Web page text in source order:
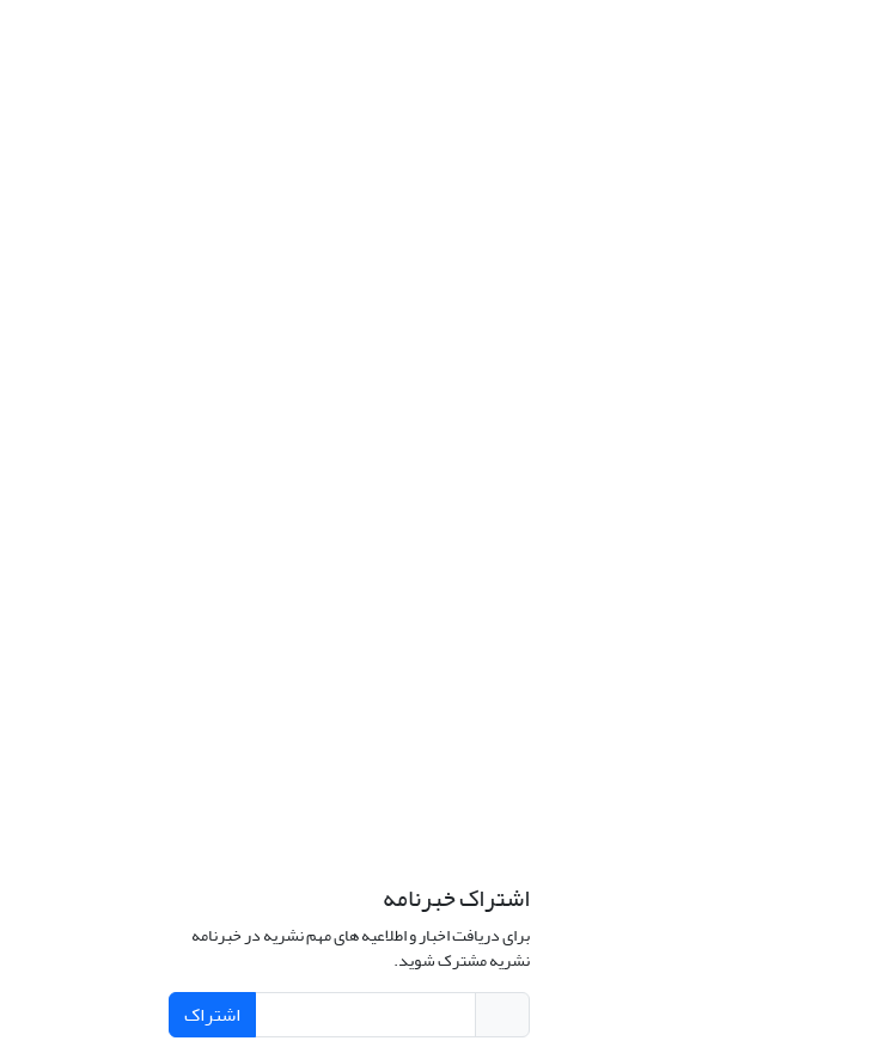
اشتراک خبرنامه
برای دریافت اخبار و اطلاعیه های مهم نشریه در خبرنامه
نشریه مشترک شوید.
اشتراک